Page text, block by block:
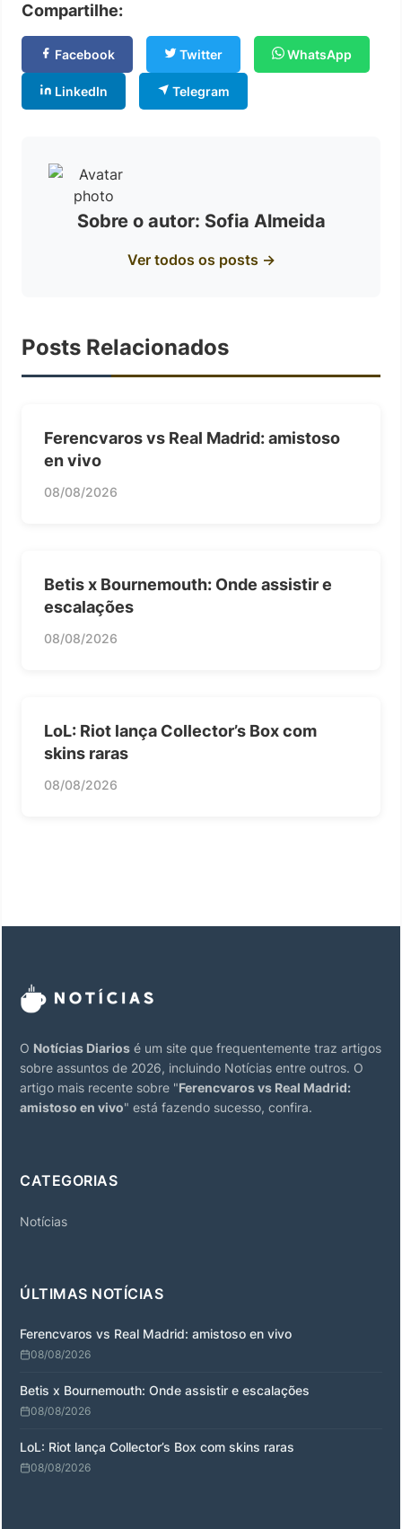
Compartilhe:
Facebook Twitter WhatsApp
LinkedIn Telegram
Sobre o autor: Sofia Almeida
Ver todos os posts →
Posts Relacionados
Ferencvaros vs Real Madrid: amistoso
en vivo
08/08/2026
Betis x Bournemouth: Onde assistir e
escalações
08/08/2026
LoL: Riot lança Collector’s Box com
skins raras
08/08/2026
O Notícias Diarios é um site que frequentemente traz artigos
sobre assuntos de 2026, incluindo Notícias entre outros. O
artigo mais recente sobre "Ferencvaros vs Real Madrid:
amistoso en vivo" está fazendo sucesso, confira.
CATEGORIAS
Notícias
ÚLTIMAS NOTÍCIAS
Ferencvaros vs Real Madrid: amistoso en vivo
08/08/2026
Betis x Bournemouth: Onde assistir e escalações
08/08/2026
LoL: Riot lança Collector’s Box com skins raras
08/08/2026